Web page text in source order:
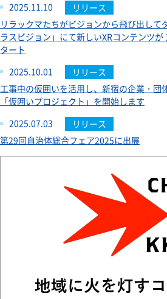
2025.11.10
リリース
リラックマたちがビジョンから飛び出して
ラスビジョン」にて新しいXRコンテンツ
タート
2025.10.01
リリース
工事中の仮囲いを活用し、新宿の企業・団
「仮囲いプロジェクト」を開始します
2025.07.03
リリース
第29回自治体総合フェア2025に出展